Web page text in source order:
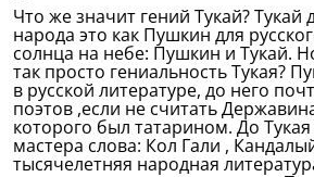
Что же значит гений Тукай? Тукай
народа это как Пушкин для
солнца на небе: Пушкин и Тукай.
так просто гениальность Тукая?
в русской литературе, до него
поэтов ,если не считать
которого был татарином. До
мастера слова: Кол Гали ,
тысячелетняя народная